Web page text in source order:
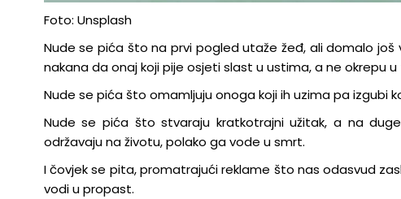
Foto: Unsplash
Nude se pića što na prvi pogled utaže žeđ, ali domalo
nakana da onaj koji pije osjeti slast u ustima, a ne okrepu u
Nude se pića što omamljuju onoga koji ih uzima pa izgubi
Nude se pića što stvaraju kratkotrajni užitak, a na
održavaju na životu, polako ga vode u smrt.
I čovjek se pita, promatrajući reklame što nas odasvud
vodi u propast.